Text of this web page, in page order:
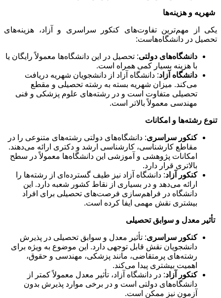
شهریه و هزینه‌ها
یکی از مهم‌ترین تفاوت‌های کنکور سراسری و آزاد، هزینه‌های
تحصیل در دانشگاه‌هاست:
دانشگاه‌های دولتی: تحصیل در این دانشگاه‌ها معمولاً رایگان یا
با هزینه بسیار کمی همراه است.
دانشگاه آزاد: دانشگاه آزاد از دانشجویان شهریه دریافت
می‌کند. میزان شهریه بسته به رشته تحصیلی و مقطع
تحصیلی متفاوت است و در رشته‌های علوم پزشکی و فنی
مهندسی معمولاً بالاتر است.
تنوع رشته‌ها و امکانات
کنکور سراسری: دانشگاه‌های دولتی رشته‌های متنوعی را در
مقاطع کارشناسی، کارشناسی ارشد و دکتری ارائه می‌دهند.
امکانات پژوهشی و آموزشی این دانشگاه‌ها معمولاً در سطح
بالاتری قرار دارد.
کنکور آزاد: دانشگاه آزاد نیز طیف گسترده‌ای از رشته‌ها را
ارائه می‌دهد و در بسیاری از نقاط کشور شعبه دارد. این
دانشگاه در فراهم‌سازی فرصت‌های تحصیلی برای افراد
بیشتری نقش مهمی ایفا کرده است.
تأثیر معدل و سوابق تحصیلی
کنکور سراسری: تأثیر معدل و سوابق تحصیلی در پذیرش
دانشجویان نقش قابل توجهی دارد. این موضوع به ویژه برای
رشته‌های پرمتقاضی، مانند پزشکی، مهندسی و حقوق،
اهمیت بیشتری پیدا می‌کند.
کنکور آزاد: در دانشگاه آزاد، تأثیر معدل معمولاً کمتر از
دانشگاه‌های دولتی است و در برخی موارد پذیرش بدون
آزمون نیز ممکن است.